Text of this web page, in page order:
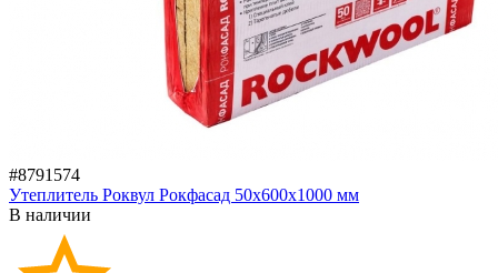
#8791574
Утеплитель Роквул Рокфасад 50х600х1000 мм
В наличии